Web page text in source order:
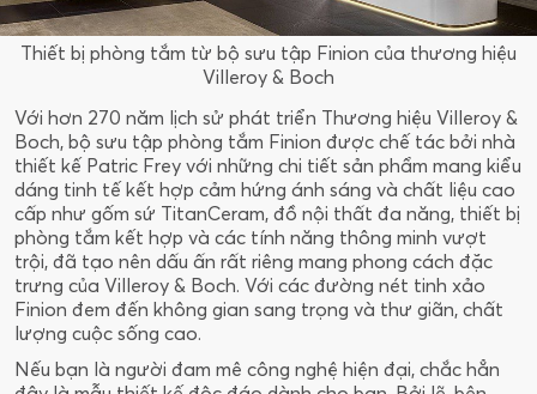
Thiết bị phòng tắm từ bộ sưu tập Finion của thương hiệu
Villeroy & Boch
Với hơn 270 năm lịch sử phát triển Thương hiệu Villeroy &
Boch, bộ sưu tập phòng tắm Finion được chế tác bởi nhà
thiết kế Patric Frey với những chi tiết sản phẩm mang kiểu
dáng tinh tế kết hợp cảm hứng ánh sáng và chất liệu cao
cấp như gốm sứ TitanCeram, đồ nội thất đa năng, thiết bị
phòng tắm kết hợp và các tính năng thông minh vượt
trội, đã tạo nên dấu ấn rất riêng mang phong cách đặc
trưng của Villeroy & Boch. Với các đường nét tinh xảo
Finion đem đến không gian sang trọng và thư giãn, chất
lượng cuộc sống cao.
Nếu bạn là người đam mê công nghệ hiện đại, chắc hẳn